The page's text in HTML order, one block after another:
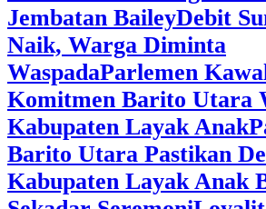
Jembatan BaileyDebit
Naik, Warga Diminta
WaspadaParlemen
Komitmen Barito Utara
Kabupaten Layak Anak
Barito Utara Pastikan
Kabupaten Layak Anak